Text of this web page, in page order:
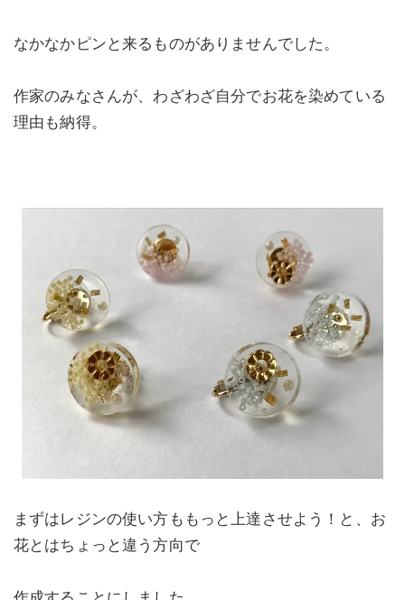
なかなかピンと来るものがありませんでした。
作家のみなさんが、わざわざ自分でお花を染めている
理由も納得。
まずはレジンの使い方ももっと上達させよう！と、お
花とはちょっと違う方向で